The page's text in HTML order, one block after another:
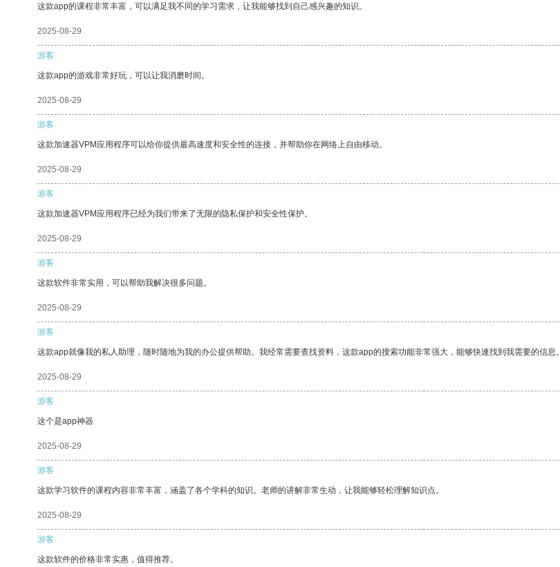
这款app的课程非常丰富，可以满足我不同的学习需求，让我能够找到自己感兴趣的知识。
2025-08-29
游客
这款app的游戏非常好玩，可以让我消磨时间。
2025-08-29
游客
这款加速器VPM应用程序可以给你提供最高速度和安全性的连接，并帮助你在网络上自由移动。
2025-08-29
游客
这款加速器VPM应用程序已经为我们带来了无限的隐私保护和安全性保护。
2025-08-29
游客
这款软件非常实用，可以帮助我解决很多问题。
2025-08-29
游客
这款app就像我的私人助理，随时随地为我的办公提供帮助。我经常需要查找资料，这款app的搜索功能非常强大，能够快速找到我需要的信息。
2025-08-29
游客
这个是app神器
2025-08-29
游客
这款学习软件的课程内容非常丰富，涵盖了各个学科的知识。老师的讲解非常生动，让我能够轻松理解知识点。
2025-08-29
游客
这款软件的价格非常实惠，值得推荐。